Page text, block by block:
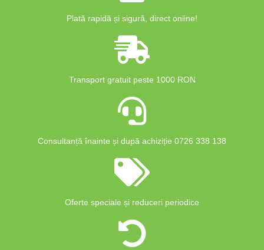
Plată rapidă și sigură, direct online!
Transport gratuit peste 1000 RON
Consultanță înainte și după achiziție 0726 338 138
Oferte speciale și reduceri periodice